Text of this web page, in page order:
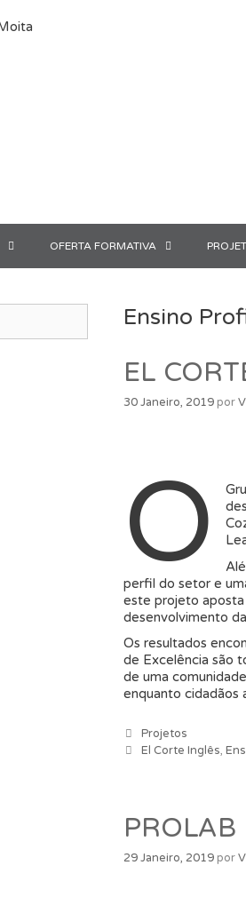
OFERTA FORMATIVA
Ensino
EL
30 Janeiro, 2019 por
O
perfil do setor e
este projeto aposta
desenvolvimento
Os resultados
de Excelência são
de uma
enquanto cidadãos
Categorias
Projetos
Etiquetas
El Corte Inglês,
PROLAB
29 Janeiro, 2019 por